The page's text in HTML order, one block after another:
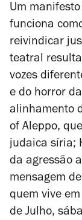
Um
funciona
reivindicar
teatral
vozes
e do horror
alinhamento
of Aleppo,
judaica síria;
da agressão
mensagem
quem vive
de Julho,